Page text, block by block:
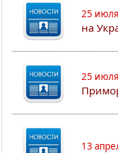
25
на
25
13